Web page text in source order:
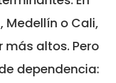
o Cali,
más altos. Pero
dependencia: